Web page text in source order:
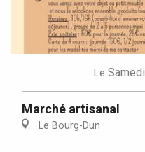
Le Samedi
Marché artisanal
Le Bourg-Dun